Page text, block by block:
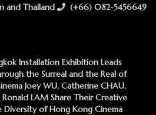
and Thailand
(+66) 082-5456649
Installation Exhibition Leads
the Surreal and the Real of
Joey WU, Catherine CHAU,
Ronald LAM Share Their Creative
Diversity of Hong Kong Cinema